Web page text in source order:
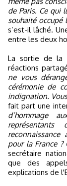
de Paris. Ce qui
souhaité occupé
s’est-il lâché.
entre les deux
La sortie de la
réactions
ne vous
cérémonie de
indignation.
fait part une
d’hommage
pour la France
secrétaire
que des
explications de